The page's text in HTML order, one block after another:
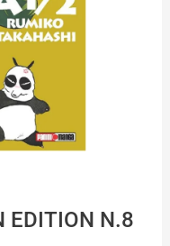
EDITION N.8